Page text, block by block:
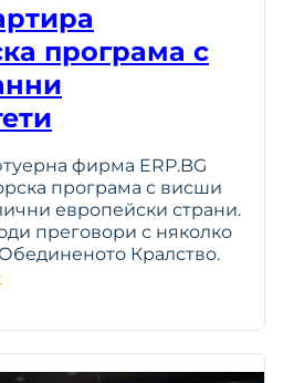
програма с
фирма ERP.BG
програма с висши
европейски страни.
преговори с няколко
Кралство.